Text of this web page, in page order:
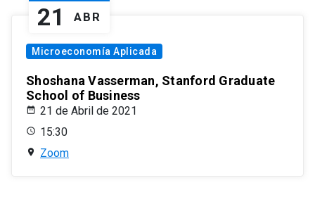
21 ABR
Microeconomía Aplicada
Shoshana Vasserman, Stanford Graduate
School of Business
21 de Abril de 2021
15:30
Zoom